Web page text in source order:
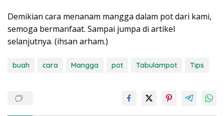
Demikian cara menanam mangga dalam pot dari kami,
semoga bermanfaat. Sampai jumpa di artikel
selanjutnya. (ihsan arham.)
buah cara Mangga pot Tabulampot Tips